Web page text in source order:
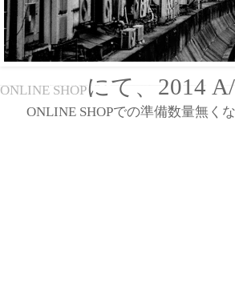
ONLINE SHOPにて、2014
ONLINE SHOPでの準備数量無く